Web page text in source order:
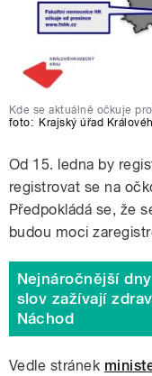
Kde se aktuálně očkuje
foto: Krajský úřad
Od 15. ledna by
registrovat se na
Předpokládá se, že
budou moci
Nejnáročnější
slov zažívají
Náchod
Vedle stránek